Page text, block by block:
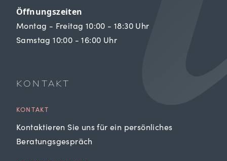
Öffnungszeiten
Montag - Freitag 10:00 - 18:30 Uhr
Samstag 10:00 - 16:00 Uhr
KONTAKT
KONTAKT
Kontaktieren Sie uns für ein persönliches
Beratungsgespräch